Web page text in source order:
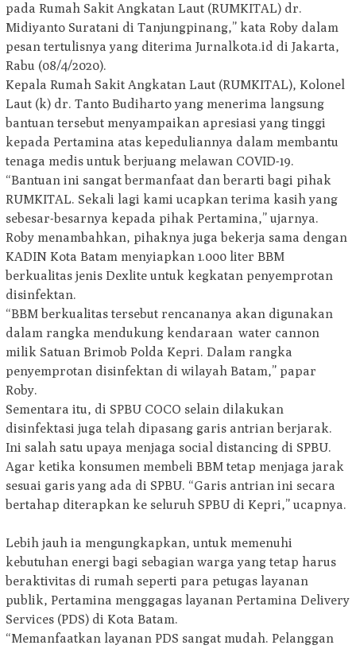
pada Rumah Sakit Angkatan Laut (RUMKITAL) dr.
Midiyanto Suratani di Tanjungpinang,” kata Roby dalam
pesan tertulisnya yang diterima Jurnalkota.id di Jakarta,
Rabu (08/4/2020).
Kepala Rumah Sakit Angkatan Laut (RUMKITAL), Kolonel
Laut (k) dr. Tanto Budiharto yang menerima langsung
bantuan tersebut menyampaikan apresiasi yang tinggi
kepada Pertamina atas kepeduliannya dalam membantu
tenaga medis untuk berjuang melawan COVID-19.
“Bantuan ini sangat bermanfaat dan berarti bagi pihak
RUMKITAL. Sekali lagi kami ucapkan terima kasih yang
sebesar-besarnya kepada pihak Pertamina,” ujarnya.
Roby menambahkan, pihaknya juga bekerja sama dengan
KADIN Kota Batam menyiapkan 1.000 liter BBM
berkualitas jenis Dexlite untuk kegkatan penyemprotan
disinfektan.
“BBM berkualitas tersebut rencananya akan digunakan
dalam rangka mendukung kendaraan water cannon
milik Satuan Brimob Polda Kepri. Dalam rangka
penyemprotan disinfektan di wilayah Batam,” papar
Roby.
Sementara itu, di SPBU COCO selain dilakukan
disinfektasi juga telah dipasang garis antrian berjarak.
Ini salah satu upaya menjaga social distancing di SPBU.
Agar ketika konsumen membeli BBM tetap menjaga jarak
sesuai garis yang ada di SPBU. “Garis antrian ini secara
bertahap diterapkan ke seluruh SPBU di Kepri,” ucapnya.
Lebih jauh ia mengungkapkan, untuk memenuhi
kebutuhan energi bagi sebagian warga yang tetap harus
beraktivitas di rumah seperti para petugas layanan
publik, Pertamina menggagas layanan Pertamina Delivery
Services (PDS) di Kota Batam.
“Memanfaatkan layanan PDS sangat mudah. Pelanggan